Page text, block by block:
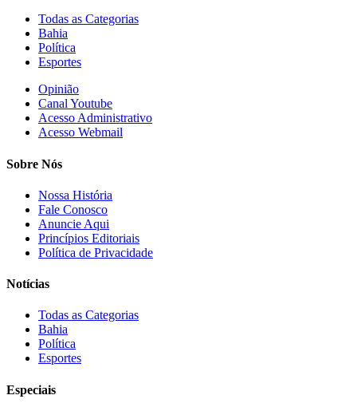
Todas as Categorias
Bahia
Política
Esportes
Opinião
Canal Youtube
Acesso Administrativo
Acesso Webmail
Sobre Nós
Nossa História
Fale Conosco
Anuncie Aqui
Princípios Editoriais
Política de Privacidade
Notícias
Todas as Categorias
Bahia
Política
Esportes
Especiais